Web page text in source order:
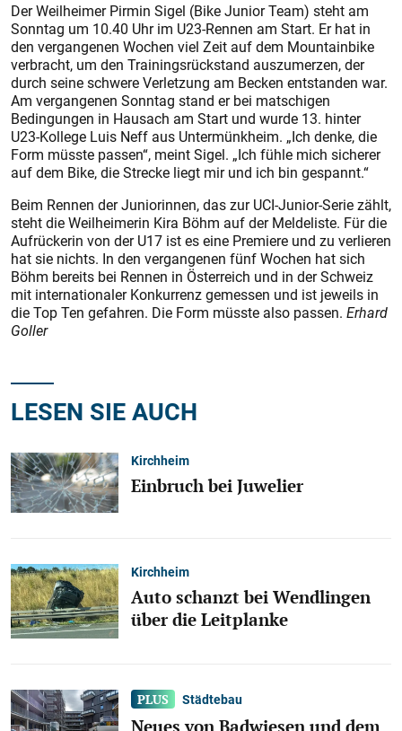
Der Weilheimer Pirmin Sigel (Bike Junior Team) steht am
Sonntag um 10.40 Uhr im U23-Rennen am Start. Er hat in
den vergangenen Wochen viel Zeit auf dem Mountainbike
verbracht, um den Trainingsrückstand auszumerzen, der
durch seine schwere Verletzung am Becken entstanden war.
Am vergangenen Sonntag stand er bei matschigen
Bedingungen in Hausach am Start und wurde 13. hinter
U23-Kollege Luis Neff aus Untermünkheim. „Ich denke, die
Form müsste passen“, meint Sigel. „Ich fühle mich sicherer
auf dem Bike, die Strecke liegt mir und ich bin gespannt.“
Beim Rennen der Juniorinnen, das zur UCI-Junior-Serie zählt,
steht die Weilheimerin Kira Böhm auf der Meldeliste. Für die
Aufrückerin von der U17 ist es eine Premiere und zu verlieren
hat sie nichts. In den vergangenen fünf Wochen hat sich
Böhm bereits bei Rennen in Österreich und in der Schweiz
mit internationaler Konkurrenz gemessen und ist jeweils in
die Top Ten gefahren. Die Form müsste also passen. Erhard
Goller
LESEN SIE AUCH
Kirchheim
Einbruch bei Juwelier
Kirchheim
Auto schanzt bei Wendlingen
über die Leitplanke
Städtebau